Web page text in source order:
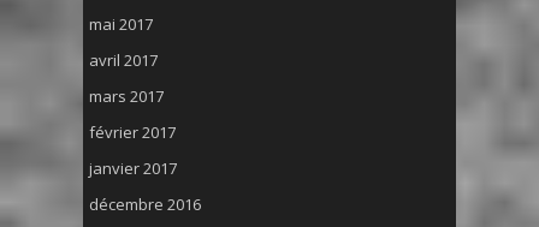
mai 2017
avril 2017
mars 2017
février 2017
janvier 2017
décembre 2016